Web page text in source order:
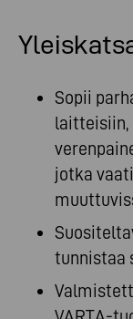
Sopii
laitteisiin,
jotka
tunnistaa